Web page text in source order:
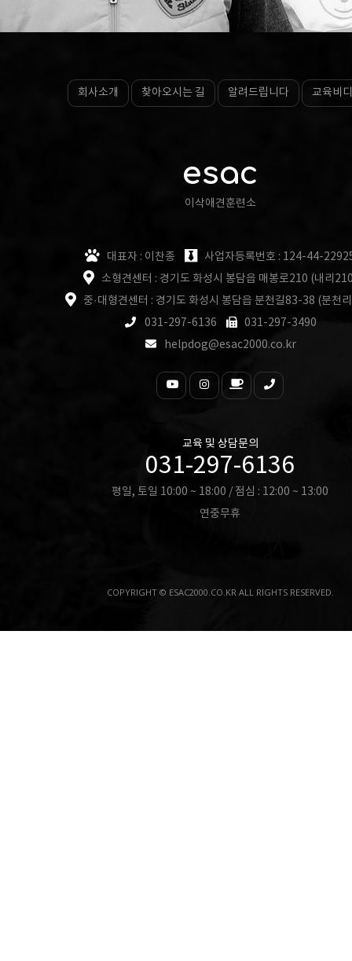
회사소개 찾아오시는 길 알려드립니다 교육비
esac
이삭애견훈련소
대표자 : 이찬종
사업자등록번호 : 124-44-
소형견센터 : 경기도 화성시 봉담읍 매봉로210 (내리
중·대형견센터 : 경기도 화성시 봉담읍 분천길83-38 (분천
031-297-6136
031-297-3490
helpdog@esac2000.co.kr
교육 및 상담문의
031-297-6136
평일, 토일 10:00 ~ 18:00 / 점심 : 12:00 ~ 13:00
연중무휴
COPYRIGHT © ESAC2000.CO.KR ALL RIGHTS RESERVED.